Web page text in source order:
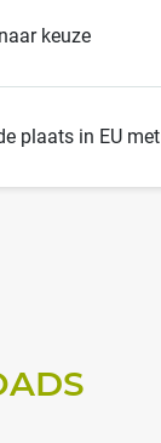
keuze
plaats in EU